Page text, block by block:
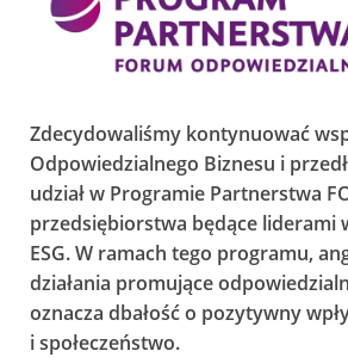
Zdecydowaliśmy kontynuować
Odpowiedzialnego Biznesu i
udział w Programie Partnerstwa
przedsiębiorstwa będące liderami
ESG. W ramach tego programu,
działania promujące
oznacza dbałość o pozytywny
i społeczeństwo.